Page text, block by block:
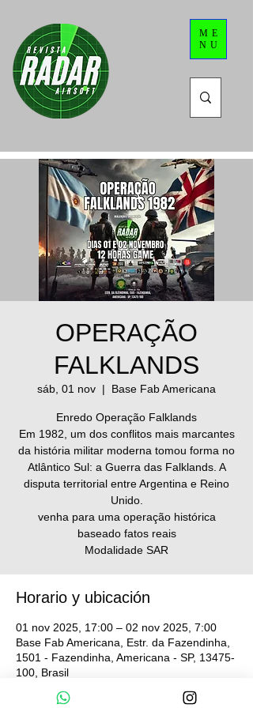
ME
NU
OPERAÇÃO
FALKLANDS
sáb, 01 nov
  |
Base Fab Americana
Enredo Operação Falklands
Em 1982, um dos conflitos mais marcantes
da história militar moderna tomou forma no
Atlântico Sul: a Guerra das Falklands. A
disputa territorial entre Argentina e Reino
Unido.
venha para uma operação histórica
baseado fatos reais
Modalidade SAR
Horario y ubicación
01 nov 2025, 17:00 – 02 nov 2025, 7:00
Base Fab Americana, Estr. da Fazendinha,
1501 - Fazendinha, Americana - SP, 13475-
100, Brasil